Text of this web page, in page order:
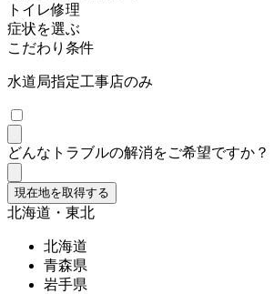
トイレ修理
症状を選ぶ
こだわり条件
水道局指定工事店のみ
どんなトラブルの解消をご希望ですか？
現在地を取得する
北海道・東北
北海道
青森県
岩手県